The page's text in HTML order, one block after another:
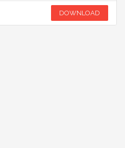
DOWNLOAD